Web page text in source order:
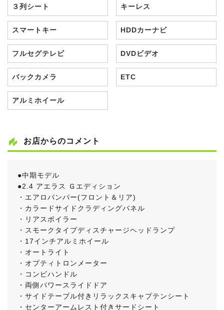
３列シート キーレス
スマートキー HDDカーナビ
フルセグテレビ DVDビデオ
バックカメラ ETC
アルミホイール
お店からのコメント
●中期モデル
●2.4 アエラス Ｇエディション
・エアロバンパー(フロント＆リア)
・カラードサイドクラディングパネル
・リアスポイラー
・スモークタイプディスチャージヘッドランプ
・17インチアルミホイール
・オートライト
・オプティトロンメーター
・コンビハンドル
・両側パワースライドドア
・サイドテーブル付きリラックスキャプテンシート
・センターアームレスト付きサードシート